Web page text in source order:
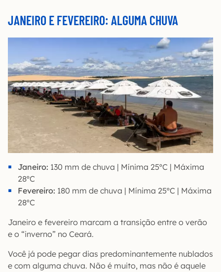
JANEIRO E FEVEREIRO: ALGUMA CHUVA
Janeiro: 130 mm de chuva | Mínima 25ºC | Máxima
28ºC
Fevereiro: 180 mm de chuva | Mínima 25ºC | Máxima
28ºC
Janeiro e fevereiro marcam a transição entre o verão
e o “inverno” no Ceará.
Você já pode pegar dias predominantemente nublados
e com alguma chuva. Não é muito, mas não é aquele